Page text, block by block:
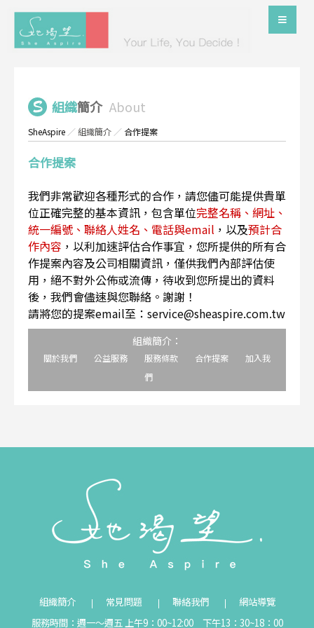
組織簡介 About
SheAspire ／組織簡介 ／ 合作提案
合作提案
我們非常歡迎各種形式的合作，請您儘可能提供貴單
位正確完整的基本資訊，包含單位完整名稱、網址、
統一編號、聯絡人姓名、電話與email ，以及預計合
作內容 ，以利加速評估合作事宜，您所提供的所有合
作提案內容及公司相關資訊，僅供我們內部評估使
用，絕不對外公佈或流傳，待收到您所提出的資料
後，我們會儘速與您聯絡。謝謝！
請將您的提案email至：service@sheaspire.com.tw
組織簡介：
關於我們 公益服務 服務條款 合作提案
加入我
們
組織簡介 常見問題 聯絡我們
網站導覽
服務時間：週一～週五 上午9：00~12:00 下午13：30~18：00